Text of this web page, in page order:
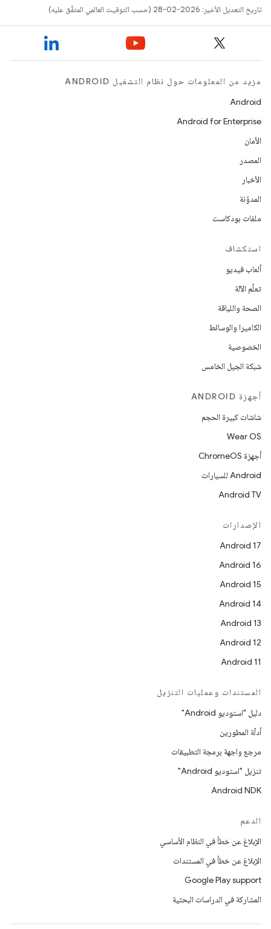
تاريخ التعديل الأخير: 2026-02-28 (حسب التوقيت العالمي المتفَّق عليه)
مزيد من المعلومات حول نظام التشغيل ANDROID
Android
Android for Enterprise
الأمان
المصدر
الأخبار
المدوّنة
ملفات بودكاست
استكشاف
ألعاب فيديو
تعلُم الآلة
الصحة واللياقة
الكاميرا والوسائط
الخصوصية
شبكة الجيل الخامس
أجهزة ANDROID
شاشات كبيرة الحجم
Wear OS
أجهزة ChromeOS
Android للسيارات
Android TV
الإصدارات
Android 17
Android 16
Android 15
Android 14
Android 13
Android 12
Android 11
المستندات وعمليات التنزيل
دليل "استوديو Android"
أدلّة المطورين
مرجع واجهة برمجة التطبيقات
تنزيل "استوديو Android"
Android NDK
الدعم
الإبلاغ عن خطأ في النظام الأساسي
الإبلاغ عن خطأ في المستندات
Google Play support
المشاركة في الدراسات البحثية